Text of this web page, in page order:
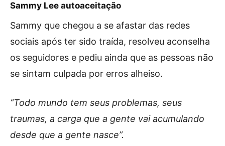
Sammy Lee autoaceitação
Sammy que chegou a se afastar das redes
sociais após ter sido traída, resolveu aconselha
os seguidores e pediu ainda que as pessoas não
se sintam culpada por erros alheiso.
“Todo mundo tem seus problemas, seus
traumas, a carga que a gente vai acumulando
desde que a gente nasce”.